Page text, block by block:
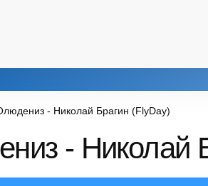
- Николай Брагин (FlyDay)
- Николай